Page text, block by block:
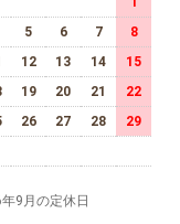
5 6 7
8
12 13 14
15
19 20 21
22
26 27 28
29
9月の定休日